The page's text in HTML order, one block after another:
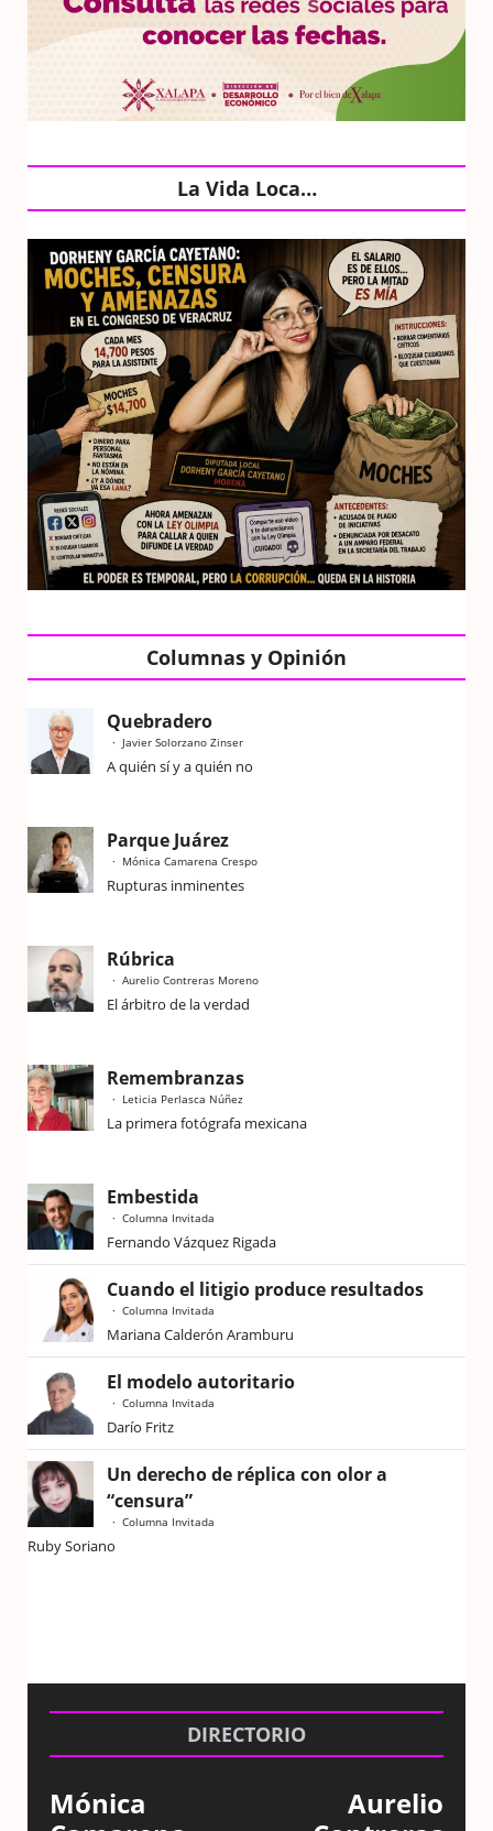
La Vida Loca…
Columnas y Opinión
Quebradero
Javier Solorzano Zinser
A quién sí y a quién no
Parque Juárez
Mónica Camarena Crespo
Rupturas inminentes
Rúbrica
Aurelio Contreras Moreno
El árbitro de la verdad
Remembranzas
Leticia Perlasca Núñez
La primera fotógrafa mexicana
Embestida
Columna Invitada
Fernando Vázquez Rigada
Cuando el litigio produce resultados
Columna Invitada
Mariana Calderón Aramburu
El modelo autoritario
Columna Invitada
Darío Fritz
Un derecho de réplica con olor a
“censura”
Columna Invitada
Ruby Soriano
DIRECTORIO
Mónica
Aurelio